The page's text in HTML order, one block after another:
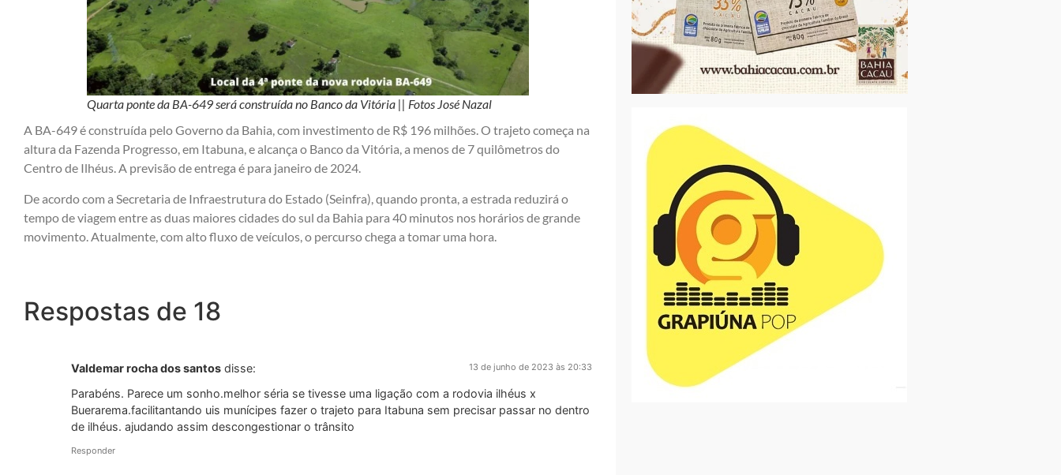
Quarta ponte da BA-649 será construída no Banco da Vitória || Fotos José Nazal
A BA-649 é construída pelo Governo da Bahia, com investimento de R$ 196 milhões. O trajeto começa na
altura da Fazenda Progresso, em Itabuna, e alcança o Banco da Vitória, a menos de 7 quilômetros do
Centro de Ilhéus. A previsão de entrega é para janeiro de 2024.
De acordo com a Secretaria de Infraestrutura do Estado (Seinfra), quando pronta, a estrada reduzirá o
tempo de viagem entre as duas maiores cidades do sul da Bahia para 40 minutos nos horários de grande
movimento. Atualmente, com alto fluxo de veículos, o percurso chega a tomar uma hora.
Respostas de 18
Valdemar rocha dos santos disse: 13 de junho de 2023 às 20:33
Parabéns. Parece um sonho.melhor séria se tivesse uma ligação com a rodovia ilhéus x
Buerarema.facilitantando uis munícipes fazer o trajeto para Itabuna sem precisar passar no dentro
de ilhéus. ajudando assim descongestionar o trânsito
Responder